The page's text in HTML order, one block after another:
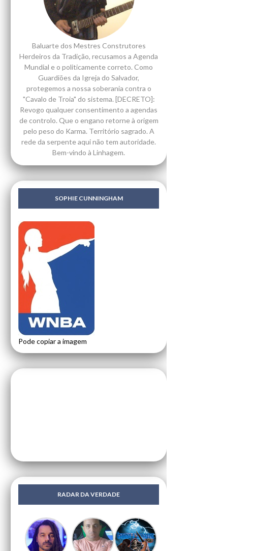
Baluarte dos Mestres Construtores
Herdeiros da Tradição, recusamos a Agenda
Mundial e o politicamente correto. Como
Guardiões da Igreja do Salvador,
protegemos a nossa soberania contra o
"Cavalo de Troia" do sistema. [DECRETO]:
Revogo qualquer consentimento a agendas
de controlo. Que o engano retorne à origem
pelo peso do Karma. Território sagrado. A
rede da serpente aqui não tem autoridade.
Bem-vindo à Linhagem.
SOPHIE CUNNINGHAM
Pode copiar a imagem
RADAR DA VERDADE